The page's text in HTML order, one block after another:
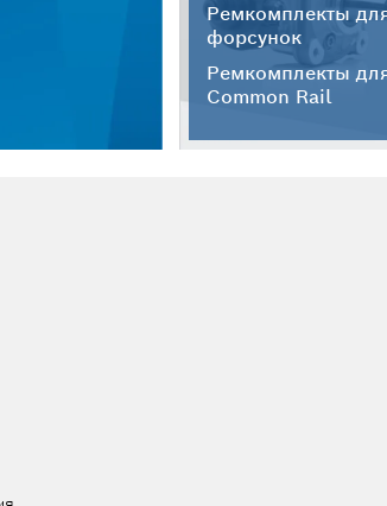
Ремкомплекты
форсунок
Ремкомплекты
Common Rail